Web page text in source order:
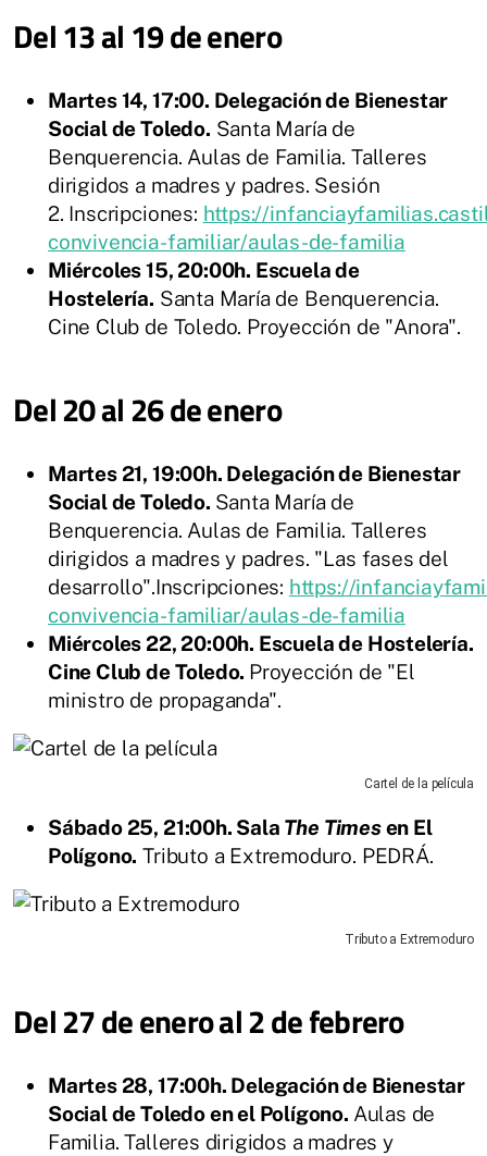
Del 13 al 19 de enero
Martes 14, 17:00. Delegación de Bienestar
Social de Toledo. Santa María de
Benquerencia. Aulas de Familia. Talleres
dirigidos a madres y padres. Sesión
2. Inscripciones: https://
convivencia-familiar/aulas-de-familia
Miércoles 15, 20:00h. Escuela de
Hostelería. Santa María de Benquerencia.
Cine Club de Toledo. Proyección de "Anora".
Del 20 al 26 de enero
Martes 21, 19:00h. Delegación de Bienestar
Social de Toledo. Santa María de
Benquerencia. Aulas de Familia. Talleres
dirigidos a madres y padres. "Las fases del
desarrollo".Inscripciones: https://
convivencia-familiar/aulas-de-familia
Miércoles 22, 20:00h. Escuela de Hostelería.
Cine Club de Toledo. Proyección de "El
ministro de propaganda".
Cartel de la película
Sábado 25, 21:00h. Sala The Timesen El
Polígono. Tributo a Extremoduro. PEDRÁ.
Tributo a Extremoduro
Del 27 de enero al 2 de febrero
Martes 28, 17:00h. Delegación de Bienestar
Social de Toledo en el Polígono. Aulas de
Familia. Talleres dirigidos a madres y